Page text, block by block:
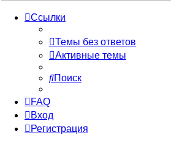
Ссылки
Темы без ответов
Активные темы
Поиск
FAQ
Вход
Регистрация